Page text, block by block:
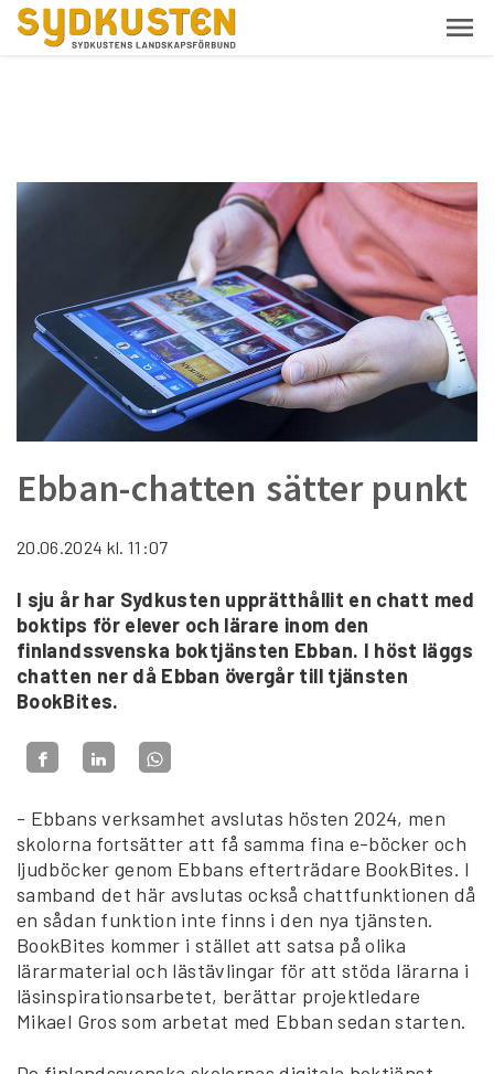
Ebban-chatten sätter punkt
20.06.2024 kl. 11:07
I sju år har Sydkusten upprätthållit en chatt med
boktips för elever och lärare inom den
finlandssvenska boktjänsten Ebban. I höst läggs
chatten ner då Ebban övergår till tjänsten
BookBites.
- Ebbans verksamhet avslutas hösten 2024, men
skolorna fortsätter att få samma fina e-böcker och
ljudböcker genom Ebbans efterträdare BookBites. I
samband det här avslutas också chattfunktionen då
en sådan funktion inte finns i den nya tjänsten.
BookBites kommer i stället att satsa på olika
lärarmaterial och lästävlingar för att stöda lärarna i
läsinspirationsarbetet, berättar projektledare
Mikael Gros som arbetat med Ebban sedan starten.